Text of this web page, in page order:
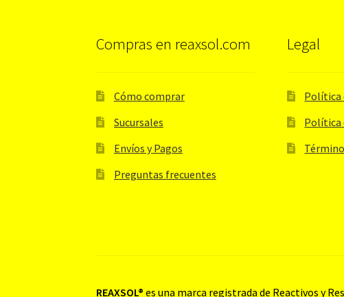
Compras en reaxsol.com
Cómo comprar
Sucursales
Envíos y Pagos
Preguntas frecuentes
Legal
Política
Política
REAXSOL® es una marca registrada de Reactivos y